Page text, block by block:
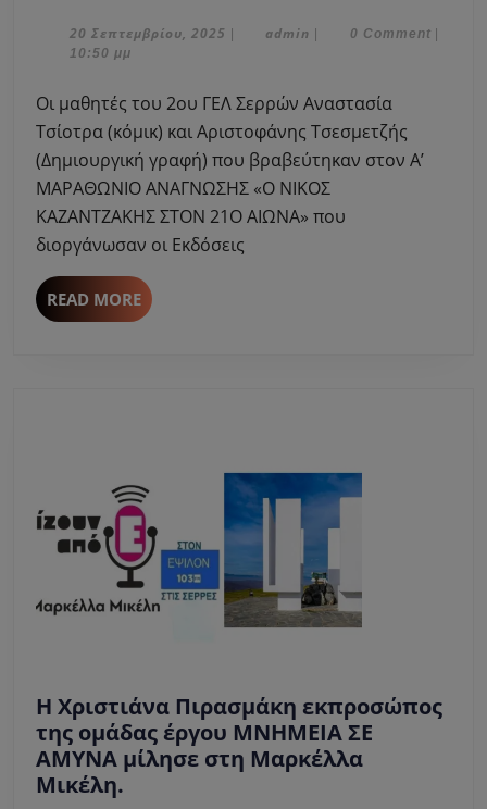
του
2ου
Σερρών
που
βραβεύτηκαν
στον
διαγωνισμό
«Ο
ΝΙΚΟΣ
ΚΑΖΑΝΤΖΑΚΗΣ
ΣΤΟΝ
20 Σεπτεμβρίου, 2025 20| admin admin
| 0 Comment |
10:50 μμ
Οι μαθητές του 2ου ΓΕΛ Σερρών Αναστασία
Τσίοτρα (κόμικ) και Αριστοφάνης Τσεσμετζής
(Δημιουργική γραφή) που βραβεύτηκαν στον Α’
ΜΑΡΑΘΩΝΙΟ ΑΝΑΓΝΩΣΗΣ «Ο ΝΙΚΟΣ
ΚΑΖΑΝΤΖΑΚΗΣ ΣΤΟΝ 21Ο ΑΙΩΝΑ» που
διοργάνωσαν οι Εκδόσεις
READ MOREREAD
MORE
Η Χριστιάνα Πιρασμάκη εκπροσώπος
της ομάδας έργου ΜΝΗΜΕΙΑ ΣΕ
ΑΜΥΝΑ μίλησε στη Μαρκέλλα
Μικέλη.